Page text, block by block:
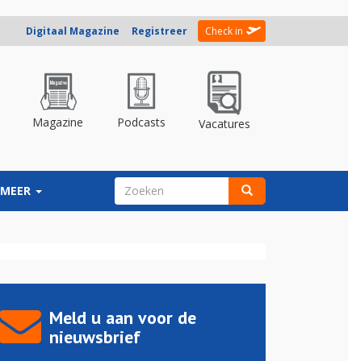
Digitaal Magazine Registreer Check in
Magazine Podcasts Vacatures
MEER ZOEKVELD
Meld u aan voor de
nieuwsbrief